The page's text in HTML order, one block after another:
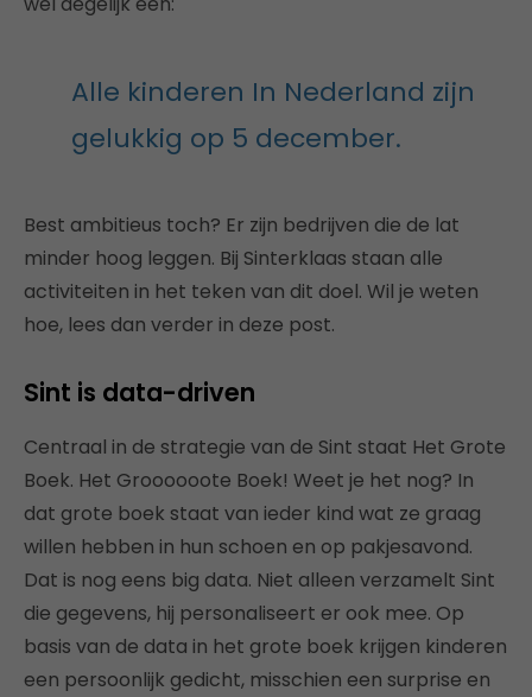
Alle kinderen In Nederland zijn
gelukkig op 5 december.
Best ambitieus toch? Er zijn bedrijven die de lat
minder hoog leggen. Bij Sinterklaas staan alle
activiteiten in het teken van dit doel. Wil je weten
hoe, lees dan verder in deze post.
Sint is data-driven
Centraal in de strategie van de Sint staat Het Grote
Boek. Het Groooooote Boek! Weet je het nog? In
dat grote boek staat van ieder kind wat ze graag
willen hebben in hun schoen en op pakjesavond.
Dat is nog eens big data. Niet alleen verzamelt Sint
die gegevens, hij personaliseert er ook mee. Op
basis van de data in het grote boek krijgen kinderen
een persoonlijk gedicht, misschien een surprise en